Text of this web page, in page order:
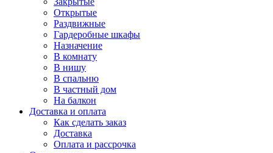
Открытые
Раздвижные
Гардеробные шкафы
Назначение
В комнату
В нишу
В спальню
В частный дом
На балкон
Доставка и оплата
Как сделать заказ
Доставка
Оплата и рассрочка